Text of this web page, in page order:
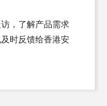
，了解产品需求
时反馈给香港安